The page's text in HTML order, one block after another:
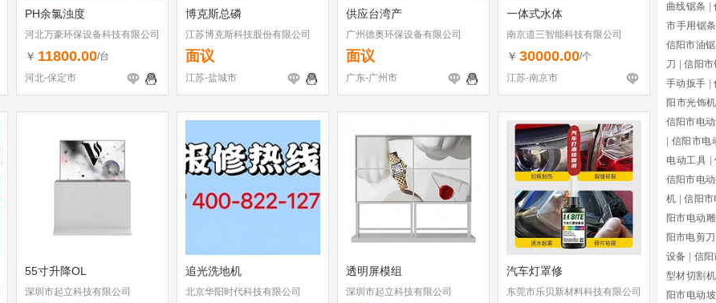
PH余氯浊度
河北万豪环保设备科技有限公司
￥ 11800.00/台
河北-保定市
博克斯总磷
江苏博克斯科技股份有限公司
面议
江苏-盐城市
供应台湾产
广州德奥环保设备有限公司
面议
广东-广州市
一体式水体
南京道三智能科技有限公司
￥ 30000.00/个
江苏-南京市
55寸升降OL
深圳市起立科技有限公司
追光洗地机
北京华阳时代科技有限公司
透明屏模组
深圳市起立科技有限公司
汽车灯罩修
东莞市乐贝新材料科技有限公司
曲线锯条
市手用锯条
信阳市油锯
刀
信阳市
手动扳手
阳市光饰机
信阳市电
信阳市电
电动工具
信阳市电
机
信阳市
阳市电动
阳市电剪刀
设备
信
型材切割机
阳市电动